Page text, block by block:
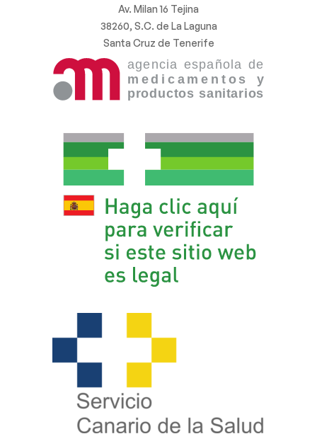
Av. Milan 16 Tejina
38260, S.C. de La Laguna
Santa Cruz de Tenerife